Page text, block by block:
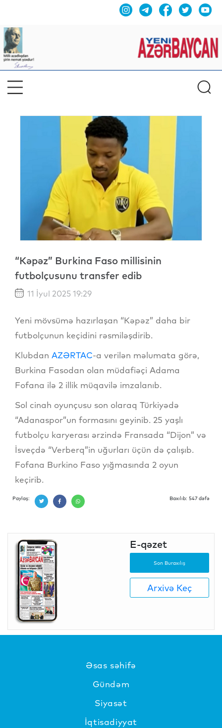
“Kəpəz” Burkina Faso millisinin
futbolçusunu transfer edib
11 İyul 2025 19:29
Yeni mövsümə hazırlaşan “Kəpəz” daha bir
futbolçunun keçidini rəsmiləşdirib.
Klubdan AZƏRTAC-a verilən məlumata görə,
Burkina Fasodan olan müdafiəçi Adama
Fofana ilə 2 illik müqavilə imzalanıb.
Sol cinah oyunçusu son olaraq Türkiyədə
“Adanaspor”un formasını geyinib. 25 yaşlı
futbolçu karyerası ərzində Fransada “Dijon” və
İsveçdə “Verberq”in uğurları üçün də çalışıb.
Fofana Burkino Faso yığmasında 2 oyun
keçirib.
Paylaş: Baxılıb: 547 dəfə
E-qəzet
Son Buraxılış
Arxivə Keç
Əsas səhifə
Gündəm
Siyasət
İqtisadiyyat